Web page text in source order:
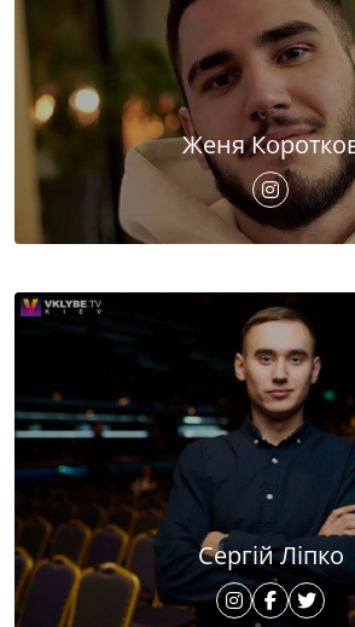
Женя
Сергій Ліпко